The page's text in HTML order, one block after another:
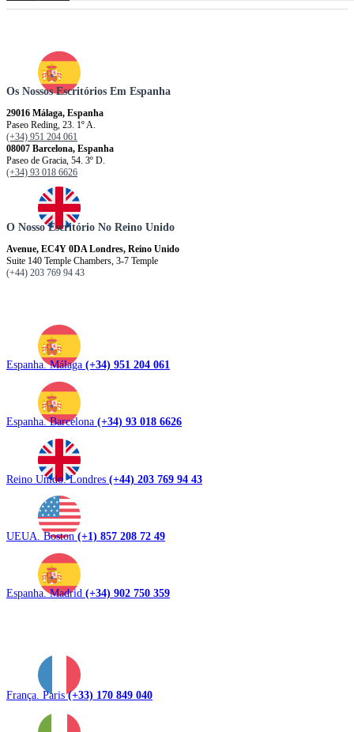
Os Nossos Escritórios Em Espanha
29016 Málaga, Espanha
Paseo Reding, 23. 1º A.
(+34) 951 204 061
08007 Barcelona, ​​​​​Espanha
Paseo de Gracia, 54. 3º D.
(+34) 93 018 6626
O Nosso Escritório No Reino Unido
Avenue, EC4Y 0DA Londres, Reino Unido
Suite 140 Temple Chambers, 3-7 Temple
(+44) 203 769 94 43
Espanha. Málaga (+34) 951 204 061
Espanha. Barcelona (+34) 93 018 6626
Reino Unido. Londres (+44) 203 769 94 43
UEUA. Boston(+1) 857 208 72 49
Espanha. Madrid (+34) 902 750 359
França. Paris(+33) 170 849 040